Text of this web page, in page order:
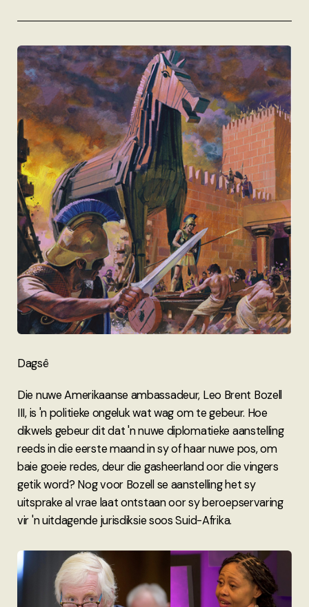
Dagsê
Die nuwe Amerikaanse ambassadeur, Leo Brent Bozell
III, is 'n politieke ongeluk wat wag om te gebeur. Hoe
dikwels gebeur dit dat 'n nuwe diplomatieke aanstelling
reeds in die eerste maand in sy of haar nuwe pos, om
baie goeie redes, deur die gasheerland oor die vingers
getik word? Nog voor Bozell se aanstelling het sy
uitsprake al vrae laat ontstaan oor sy beroepservaring
vir 'n uitdagende jurisdiksie soos Suid-Afrika.